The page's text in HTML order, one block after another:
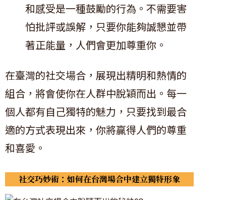
和感受是一種鼓勵的行為。不需要害
怕批評或誤解，只要你能夠誠懇並帶
著正能量，人們會更加尊重你。
在臺灣的社交場合，展現出精明和熱情的
組合，將會使你在人群中脫穎而出。每一
個人都有自己獨特的魅力，只要找到最合
適的方式表現出來，你將贏得人們的尊重
和喜愛。
社交巧妙術：如何在台灣場合中建立獨特形象